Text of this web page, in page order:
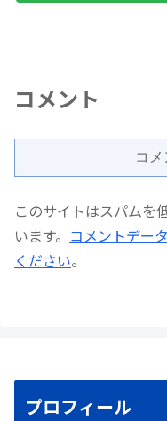
コメント
コ
このサイトはスパムを
います。 コメントデー
ください。
プロフィール